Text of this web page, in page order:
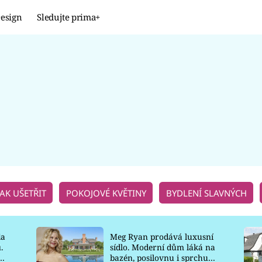
Sledujte prima+
UŠETŘIT POKOJOVÉ KVĚTINY BYDLENÍ SLAVNÝCH
Meg Ryan prodává luxusní
sídlo. Moderní dům láká na
bazén, posilovnu i sprchu